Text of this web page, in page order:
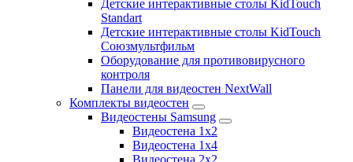
Детские интерактивные столы KidTouch
Standart
Детские интерактивные столы KidTouch
Союзмультфильм
Оборудование для противовирусного
контроля
Панели для видеостен NextWall
Комплекты видеостен
Видеостены Samsung
Видеостена 1x2
Видеостена 1x4
Видеостена 2x2